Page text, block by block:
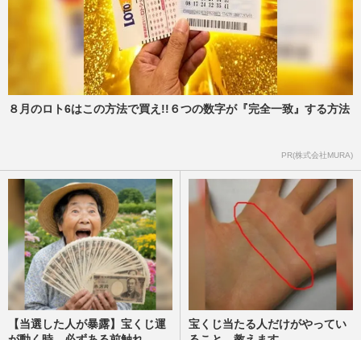
８月のロト6はこの方法で買え!!６つの数字が『完全一致』する方法
PR(株式会社MURA)
【当選した人が暴露】宝くじ運
宝くじ当たる人だけがやってい